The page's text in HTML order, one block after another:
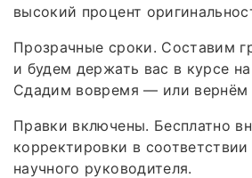
высокий процент
Прозрачные сроки. Составим
и будем держать вас в курсе
Сдадим вовремя — или вернём
Правки включены. Бесплатно
корректировки в
научного руководителя.